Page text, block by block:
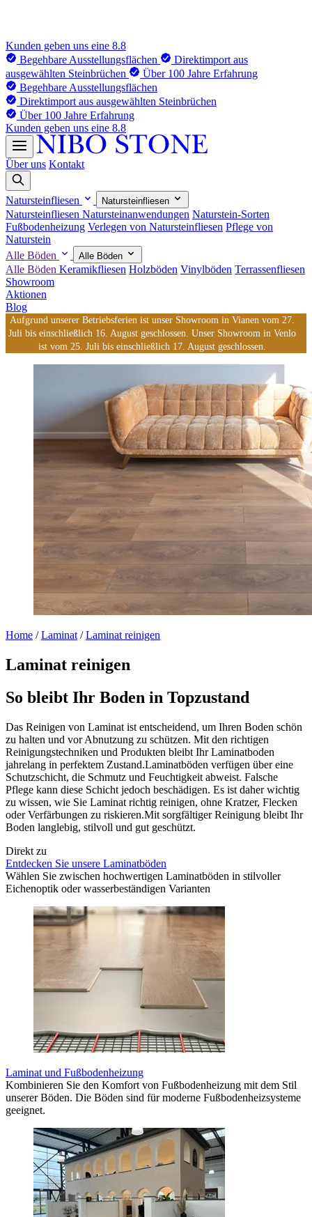
Kunden geben uns eine 8.8
Begehbare Ausstellungsflächen
Direktimport aus
ausgewählten Steinbrüchen
Über 100 Jahre Erfahrung
Begehbare Ausstellungsflächen
Direktimport aus ausgewählten Steinbrüchen
Über 100 Jahre Erfahrung
Kunden geben uns eine 8.8
Über uns Kontakt
Natursteinfliesen Natursteinfliesen
Natursteinfliesen Natursteinanwendungen Naturstein-Sorten
Fußbodenheizung Verlegen von Natursteinfliesen Pflege von
Naturstein
Alle Böden
Alle Böden
Alle Böden Keramikfliesen Holzböden Vinylböden Terrassenfliesen
Showroom
Aktionen
Blog
Aufgrund unserer Betriebsferien ist unser Showroom in Vianen vom 27.
Juli bis einschließlich 16. August geschlossen. Unser Showroom in Venlo
ist vom 25. Juli bis einschließlich 17. August geschlossen.
Home /Laminat /Laminat reinigen
Laminat reinigen
So bleibt Ihr Boden in Topzustand
Das Reinigen von Laminat ist entscheidend, um Ihren Boden schön
zu halten und vor Abnutzung zu schützen. Mit den richtigen
Reinigungstechniken und Produkten bleibt Ihr Laminatboden
jahrelang in perfektem Zustand.Laminatböden verfügen über eine
Schutzschicht, die Schmutz und Feuchtigkeit abweist. Falsche
Pflege kann diese Schicht jedoch beschädigen. Es ist daher wichtig
zu wissen, wie Sie Laminat richtig reinigen, ohne Kratzer, Flecken
oder Verfärbungen zu riskieren.Mit sorgfältiger Reinigung bleibt Ihr
Boden langlebig, stilvoll und gut geschützt.
Direkt zu
Entdecken Sie unsere Laminatböden
Wählen Sie zwischen hochwertigen Laminatböden in stilvoller
Eichenoptik oder wasserbeständigen Varianten
Laminat und Fußbodenheizung
Kombinieren Sie den Komfort von Fußbodenheizung mit dem Stil
unserer Böden. Die Böden sind für moderne Fußbodenheizsysteme
geeignet.